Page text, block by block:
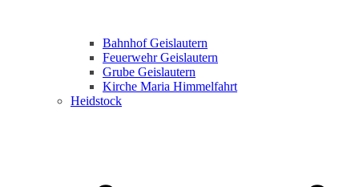
Bahnhof Geislautern
Feuerwehr Geislautern
Grube Geislautern
Kirche Maria Himmelfahrt
Heidstock